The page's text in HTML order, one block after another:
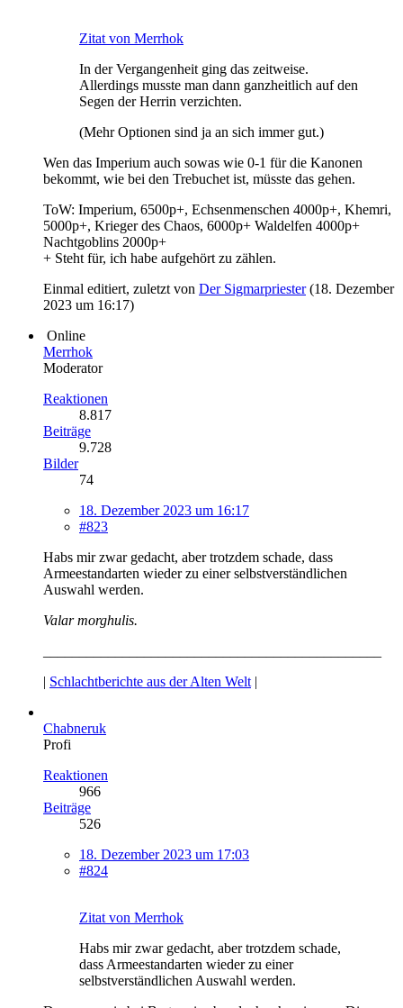
Zitat von Merrhok
In der Vergangenheit ging das zeitweise.
Allerdings musste man dann ganzheitlich auf den
Segen der Herrin verzichten.
(Mehr Optionen sind ja an sich immer gut.)
Wen das Imperium auch sowas wie 0-1 für die Kanonen
bekommt, wie bei den Trebuchet ist, müsste das gehen.
ToW: Imperium, 6500p+, Echsenmenschen 4000p+, Khemri,
5000p+, Krieger des Chaos, 6000p+ Waldelfen 4000p+
Nachtgoblins 2000p+
+ Steht für, ich habe aufgehört zu zählen.
Einmal editiert, zuletzt von Der Sigmarpriester(18. Dezember
2023 um 16:17)
Online
Merrhok
Moderator
Reaktionen
8.817
Beiträge
9.728
Bilder
74
18. Dezember 2023 um 16:17
#823
Habs mir zwar gedacht, aber trotzdem schade, dass
Armeestandarten wieder zu einer selbstverständlichen
Auswahl werden.
Valar morghulis.
| Schlachtberichte aus der Alten Welt |
Chabneruk
Profi
Reaktionen
966
Beiträge
526
18. Dezember 2023 um 17:03
#824
Zitat von Merrhok
Habs mir zwar gedacht, aber trotzdem schade,
dass Armeestandarten wieder zu einer
selbstverständlichen Auswahl werden.